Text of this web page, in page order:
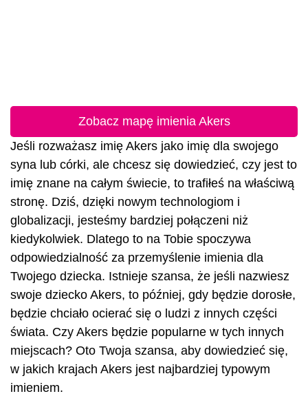
Zobacz mapę imienia Akers
Jeśli rozważasz imię Akers jako imię dla swojego
syna lub córki, ale chcesz się dowiedzieć, czy jest to
imię znane na całym świecie, to trafiłeś na właściwą
stronę. Dziś, dzięki nowym technologiom i
globalizacji, jesteśmy bardziej połączeni niż
kiedykolwiek. Dlatego to na Tobie spoczywa
odpowiedzialność za przemyślenie imienia dla
Twojego dziecka. Istnieje szansa, że jeśli nazwiesz
swoje dziecko Akers, to później, gdy będzie dorosłe,
będzie chciało ocierać się o ludzi z innych części
świata. Czy Akers będzie popularne w tych innych
miejscach? Oto Twoja szansa, aby dowiedzieć się,
w jakich krajach Akers jest najbardziej typowym
imieniem.